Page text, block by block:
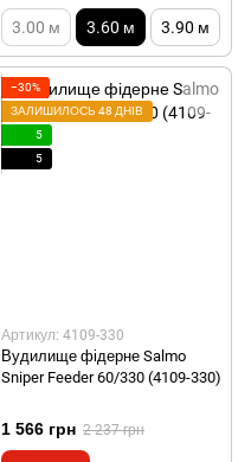
3.00 м 3.60 м 3.90 м
−30%
ЗАЛИШИЛОСЬ 48 ДНІВ
5
5
Артикул: 4109-330
Вудилище фідерне Salmo
Sniper Feeder 60/330 (4109-330)
1 566 грн 2 237 грн